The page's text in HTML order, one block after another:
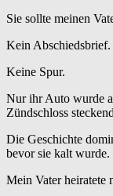
Sie sollte meinen
Kein Abschiedsbrief.
Keine Spur.
Nur ihr Auto wurde
Zündschloss
Die Geschichte
bevor sie kalt wurde.
Mein Vater heiratete